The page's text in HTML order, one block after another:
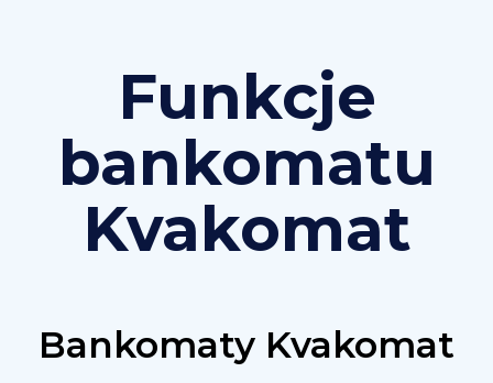
Funkcje
bankomatu
Kvakomat
Bankomaty Kvakomat